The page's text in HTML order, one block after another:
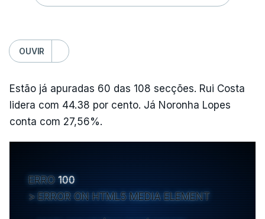
OUVIR
Estão já apuradas 60 das 108 secções. Rui Costa
lidera com 44.38 por cento. Já Noronha Lopes
conta com 27,56%.
ERRO 100
ERROR ON HTML5 MEDIA ELEMENT